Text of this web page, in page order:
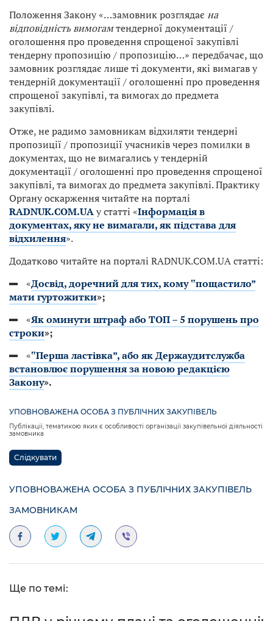
Положення Закону «…замовник розглядає на
відповідність вимогамтендерної документації /
оголошення про проведення спрощеної закупівлі
тендерну пропозицію / пропозицію…» передбачає, що
замовник розглядає лише ті документи, які вимагав у
тендерній документації / оголошенні про проведення
спрощеної закупівлі, та вимогах до предмета
закупівлі.
Отже, не радимо замовникам відхиляти тендерні
пропозиції / пропозиції учасників через помилки в
документах, що не вимагались у тендерній
документації / оголошенні про проведення спрощеної
закупівлі, та вимогах до предмета закупівлі. Практику
Органу оскарження читайте на порталі
RADNUK.COM.UAу статті «Інформація в
документах, яку не вимагали, як підстава для
відхилення».
Додатково читайте на порталі RADNUK.COM.UA статті:
«Досвід, доречний для тих, кому ‟пощастило”
мати гуртожитки»;
«Як оминути штраф або ТОП – 5 порушень про
строки»;
«‟Перша ластівка”, або як Держаудитслужба
встановлює порушення за новою редакцією
Закону».
УПОВНОВАЖЕНА ОСОБА З ПУБЛІЧНИХ ЗАКУПІВЕЛЬ
Публікації, тематикою яких є особливості організації закупівельної діяльності
замовника
Слідкувати
УПОВНОВАЖЕНА ОСОБА З ПУБЛІЧНИХ ЗАКУПІВЕЛЬ
ЗАМОВНИКАМ
Ще по темі: